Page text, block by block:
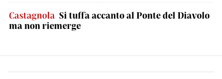
Castagnola Si tuffa accanto al Ponte del Diavolo
ma non riemerge